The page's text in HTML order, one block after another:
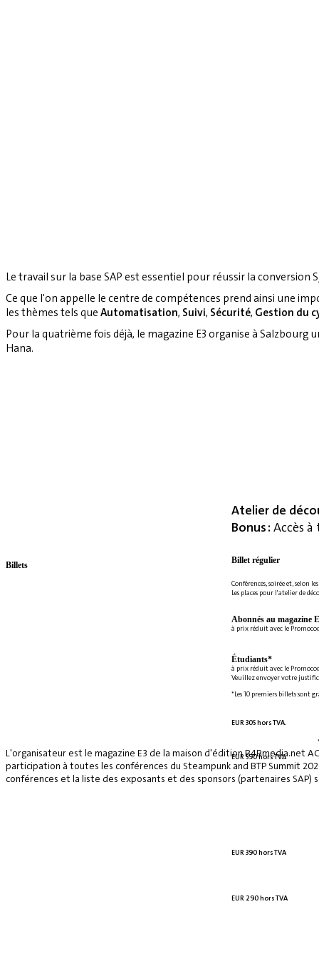
Le travail sur la base SAP est essentiel pour réussir la conversion
Ce que l'on appelle le centre de compétences prend ainsi une
les thèmes tels que Automatisation, Suivi, Sécurité, Gestion du
Pour la quatrième fois déjà, le magazine E3 organise à
Hana.
Atelier de
Bonus : Accès
Billet régulier
Conférences, soirée et, selon
Les places pour l'atelier de
Abonnés au magazine
à prix réduit avec le
Étudiants*
à prix réduit avec le
Veuillez envoyer votre
*Les 10 premiers billets sont
EUR 305 hors TVA.
EUR 590 hors TVA
EUR 390 hors TVA
EUR 290 hors TVA
Billets
L'organisateur est le magazine E3 de la maison d'édition B4Bmedia.net
participation à toutes les conférences du Steampunk and BTP Summit
conférences et la liste des exposants et des sponsors (partenaires